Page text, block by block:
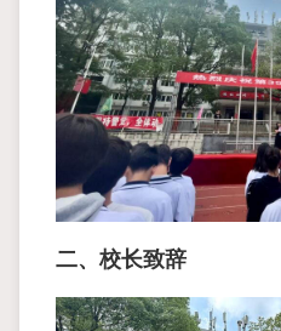
⼆、校⻓致辞